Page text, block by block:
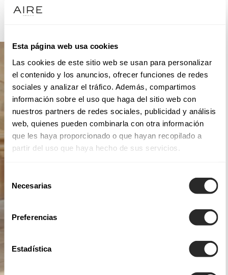
Esta página web usa cookies
Las cookies de este sitio web se usan para personalizar
el contenido y los anuncios, ofrecer funciones de redes
sociales y analizar el tráfico. Además, compartimos
información sobre el uso que haga del sitio web con
nuestros partners de redes sociales, publicidad y análisis
web, quienes pueden combinarla con otra información
que les haya proporcionado o que hayan recopilado a
partir del uso que haya hecho de sus servicios.
consentimiento
Necesarias
Preferencias
Estadística
COLECCIONES